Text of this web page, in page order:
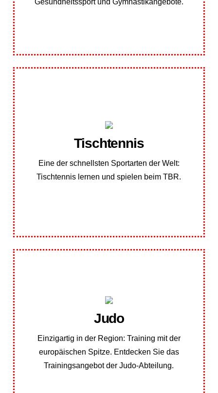
Tischtennis
Eine der schnellsten Sportarten der Welt:
Tischtennis lernen und spielen beim TBR.
Übungsplan
Unseren Übungsplan der
Tischtennisabteilung finden Sie hier:
Übungsplan Tischtennis
Judo
Einzigartig in der Region: Training mit der
europäischen Spitze. Entdecken Sie das
Trainingsangebot der Judo-Abteilung.
Übungsplan Judo
Unseren Übungsplan der Judoabteilung
Übungsplan Judo